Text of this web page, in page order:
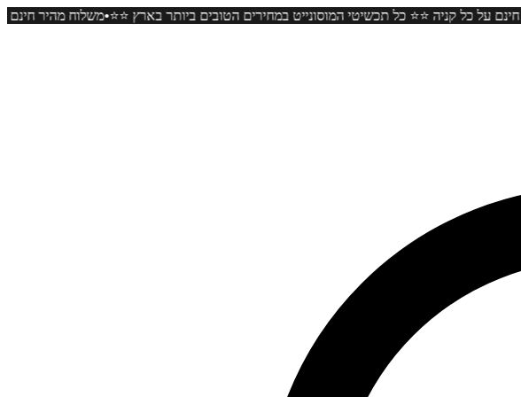
•משלוח מהיר חינם על כל קניה ⭐️⭐️ כל תכשיטי המוסונייט במחירים הטובים ביותר בארץ ⭐️⭐️•